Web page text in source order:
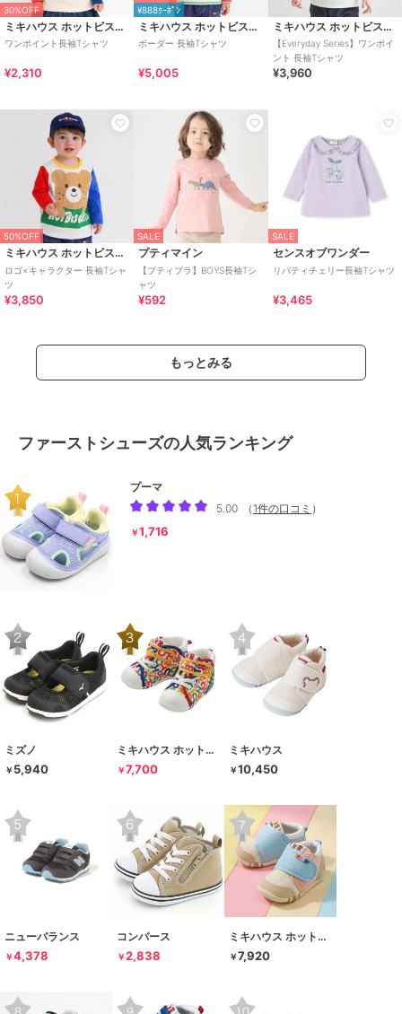
30%OFF
ミキハウス ホットビスケッツ
ワンポイント長袖Tシャツ
¥2,310
¥888ｸｰﾎﾟﾝ
ミキハウス ホットビスケッツ
ボーダー 長袖Tシャツ
¥5,005
ミキハウス ホットビスケッツ
【Everyday Series】ワンポイ
ント 長袖Tシャツ
¥3,960
50%OFF
ミキハウス ホットビスケッツ
ロゴ×キャラクター 長袖Tシャ
ツ
¥3,850
SALE
プティマイン
【プティプラ】BOYS長袖Tシ
ャツ
¥592
SALE
センスオブワンダー
リバティチェリー長袖Tシャツ
¥3,465
もっとみる
ファーストシューズの人気ランキング
プーマ
5.00
（ 1件の口コミ ）
￥1,716
ミズノ
￥ 5,940
ミキハウス ホットビスケッツ
￥7,700
ミキハウス
￥10,450
ニューバランス
￥4,378
コンバース
￥2,838
ミキハウス ホットビスケッツ
￥7,920